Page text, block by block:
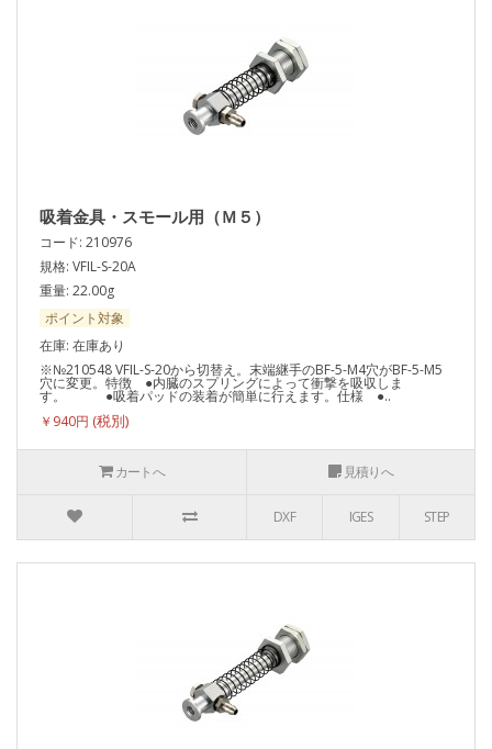
吸着金具・スモール用（Ｍ５）
コード: 210976
規格: VFIL-S-20A
重量: 22.00g
ポイント対象
在庫: 在庫あり
※№210548 VFIL-S-20から切替え。末端継手のBF-5-M4穴がBF-5-M5
穴に変更。特徴 ●内臓のスプリングによって衝撃を吸収しま
す。 ●吸着パッドの装着が簡単に行えます。仕様 ●..
￥940円
カートへ 見積りへ
DXF IGES STEP